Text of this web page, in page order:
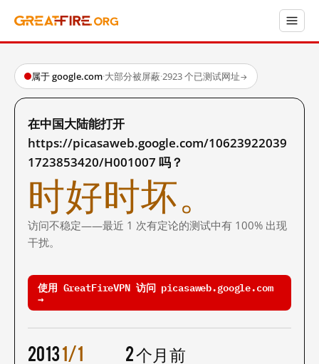
属于 google.com·大部分被屏蔽·2923 个已测试网址→
在中国大陆能打开
https://picasaweb.google.com/10623922039
1723853420/H001007 吗？
时好时坏。
访问不稳定——最近 1 次有定论的测试中有 100% 出现
干扰。
使用 GreatFireVPN 访问 picasaweb.google.com
→
20131/1 2 个月前